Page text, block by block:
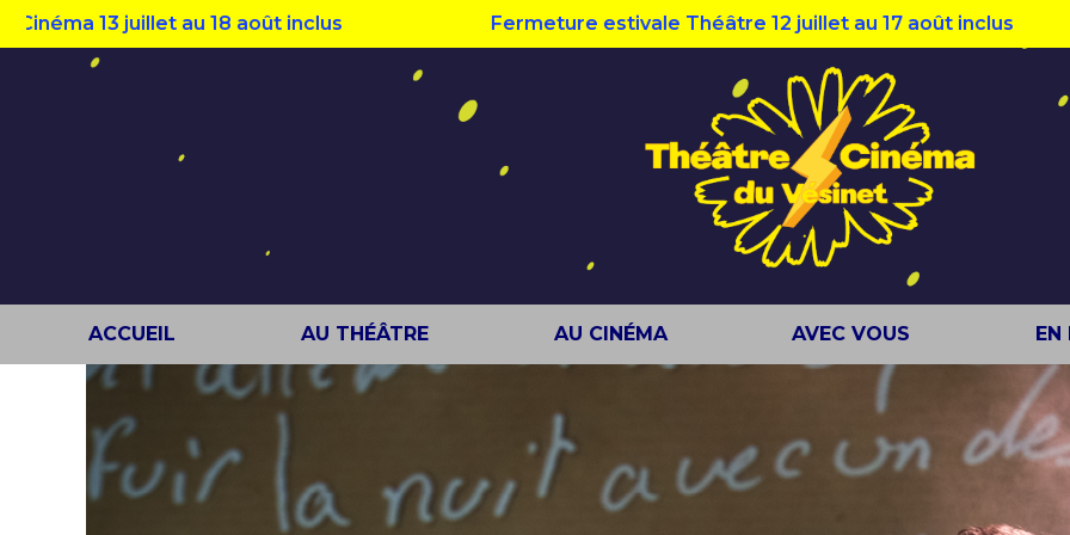
13 juillet au 18 août inclus Fermeture estivale Théâtre 12 juillet au 17 août inclus
ACCUEIL AU THÉÂTRE AU CINÉMA AVEC VOUS EN